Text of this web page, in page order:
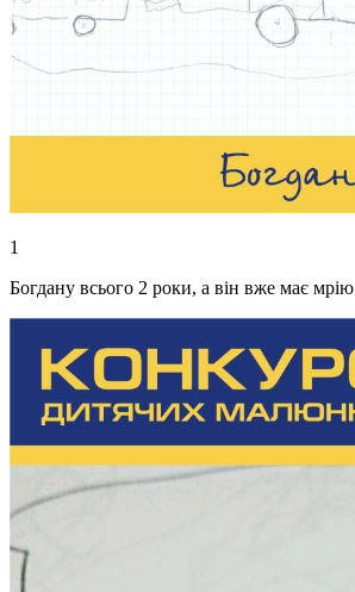
1
Богдану всього 2 роки, а він вже має мрію